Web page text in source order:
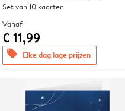
Set van 10 kaarten
Vanaf
€ 11,99
offers Elke dag lage prijzen